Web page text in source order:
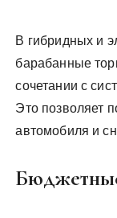
В гибридных и
барабанные
сочетании с
Это позволяет
автомобиля и